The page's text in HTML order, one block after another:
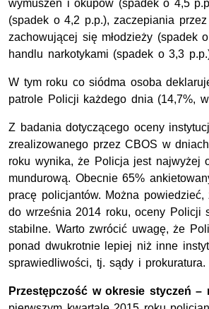
wymuszeń i okupów (spadek o 4,5
(spadek o 4,2 p.p.), zaczepiania
zachowującej się młodzieży (spadek
handlu narkotykami (spadek o 3,3
W tym roku co siódma osoba
patrole Policji każdego dnia (14,7%,
Z badania dotyczącego oceny
zrealizowanego przez CBOS w
roku wynika, że Policja jest najwyżej
mundurową. Obecnie 65%
pracę policjantów. Można
do września 2014 roku, oceny Policji
stabilne. Warto zwrócić uwagę, że
ponad dwukrotnie lepiej niż inne
sprawiedliwości, tj. sądy i prokuratura.
Przestępczość w okresie styczeń –